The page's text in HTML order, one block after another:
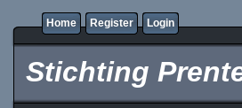
Home Register Login
Stichting